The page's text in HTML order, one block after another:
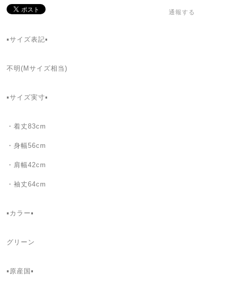
通報する
▪️サイズ表記▪️
不明(Mサイズ相当)
▪️サイズ実寸▪️
・着丈83cm
・身幅56cm
・肩幅42cm
・袖丈64cm
▪️カラー▪️
グリーン
▪️原産国▪️